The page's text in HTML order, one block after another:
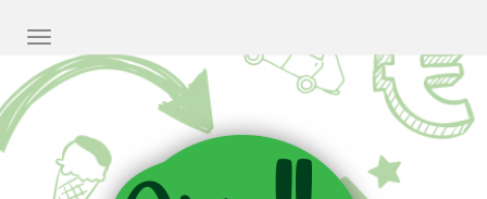
CAMBIAR NAVEGACIÓN